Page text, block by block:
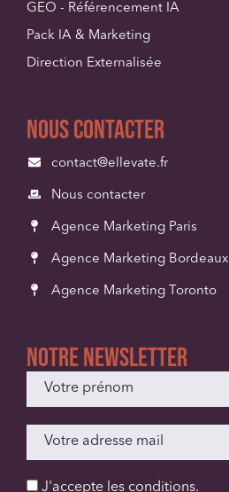
GEO - Référencement IA
Pack IA & Marketing
Direction Externalisée
Nous contacter
contact@ellevate.fr
Nous contacter
Agence Marketing Paris
Agence Marketing Bordeaux
Agence Marketing Toronto
Notre newsletter
J'accepte les conditions.